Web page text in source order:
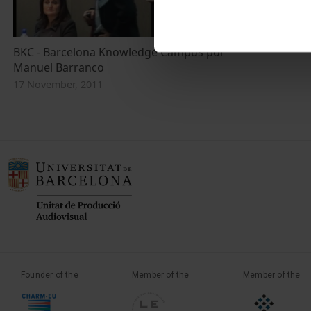
BKC - Barcelona Knowledge Campus por
Manuel Barranco
17 November, 2011
Founder of the Member of the Member of the